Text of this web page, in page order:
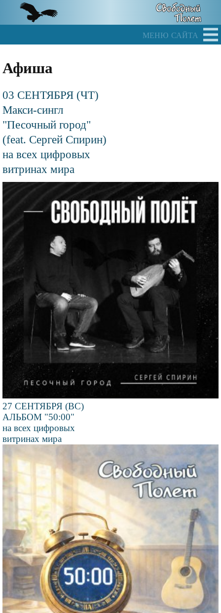
main
меню сайта
Афиша
03 СЕНТЯБРЯ (ЧТ)
Макси-сингл
"Песочный город"
(feat. Сергей Спирин)
на всех цифровых
витринах мира
изображения
27 СЕНТЯБРЯ (ВС)
АЛЬБОМ "50:00"
на всех цифровых
витринах мира
изображения